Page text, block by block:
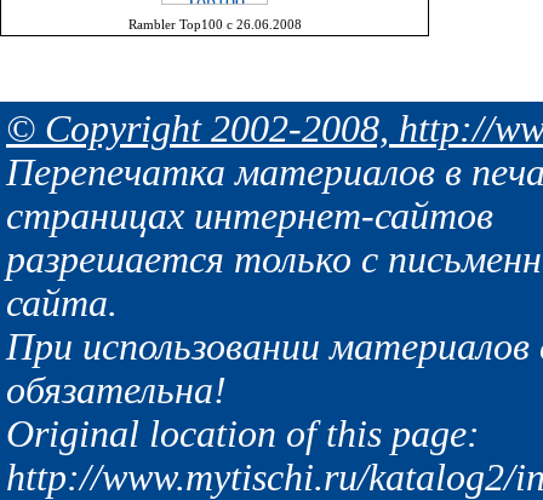
Rambler Top100 с 26.06.2008
© Copyright 2002-2008, http://
Перепечатка материалов в
страницах интернет-сайтов
разрешается только с
сайта.
При использовании
обязательна!
Original location of this page:
http://www.mytischi.ru/katalog2/